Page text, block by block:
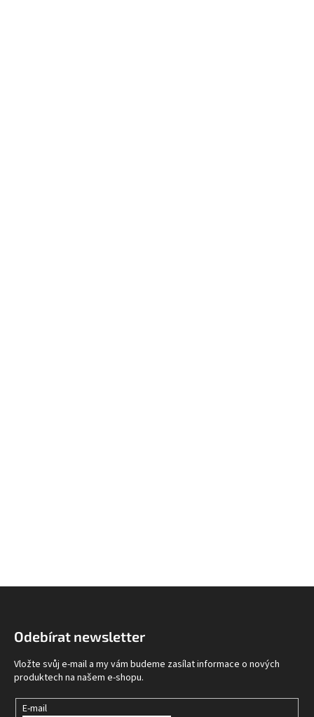
Odebírat newsletter
Vložte svůj e-mail a my vám budeme zasílat informace o nových
produktech na našem e-shopu.
E-mail